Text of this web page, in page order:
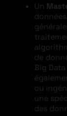
Un
de
Big
ou
une
des